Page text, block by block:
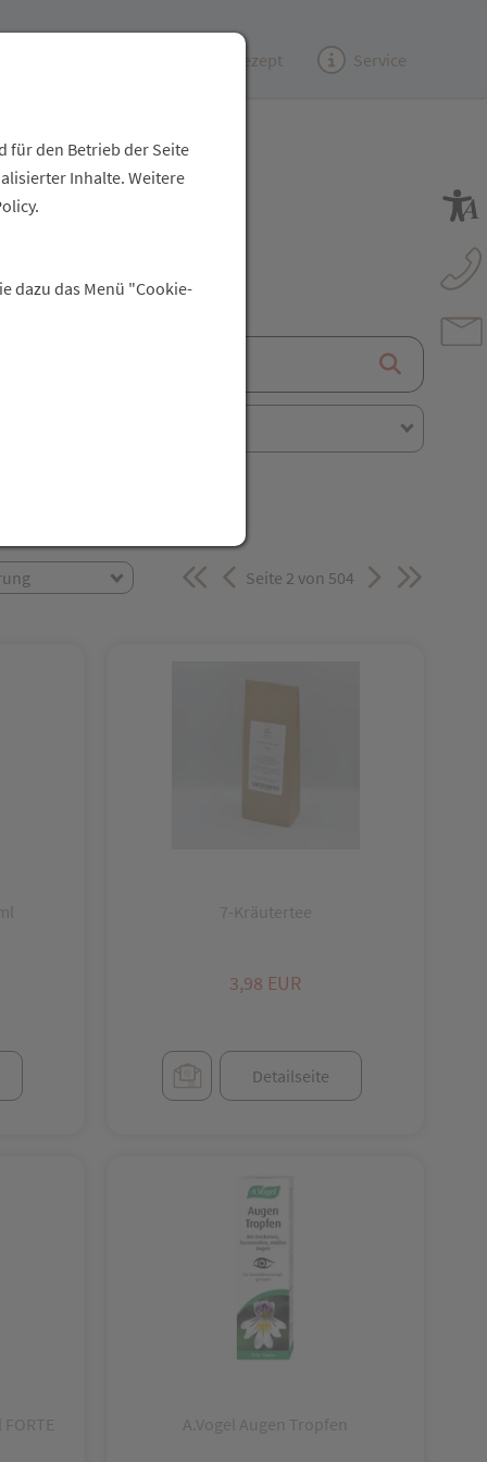
(e)Rezept Service
Seite 2 von 504
7-Kräutertee
3,98 EUR
Detailseite
A.Vogel Augen Tropfen
für den Betrieb der Seite
Inhalte. Weitere
dazu das Menü "Cookie-